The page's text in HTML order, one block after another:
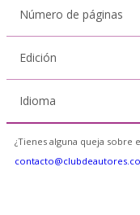
Número de páginas
Edición
Idioma
¿Tienes alguna queja